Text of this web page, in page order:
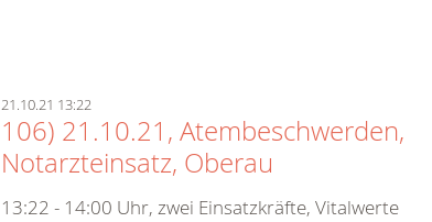
21.10.21 13:22
106) 21.10.21, Atembeschwerden,
Notarzteinsatz, Oberau
13:22 - 14:00 Uhr, zwei Einsatzkräfte, Vitalwerte